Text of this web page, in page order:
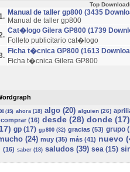
Top
Manual de taller gp800 (3435
Manual de taller gp800
Cat�logo Gilera GP800 (1739
Folleto publicitario cat�logo
Ficha t�cnica GP800 (1613
Ficha t�cnica Gilera GP800
(15) ahora (18) algo (20) alguien (26)
comprar (16) desde (28) donde (17)
gp (17) gp800 (32) gracias (53) grupo
(24) muy (35) más (41) nuevo
(16) saber (18) saludos (39) sea (15)